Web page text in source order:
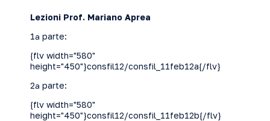
Lezioni Prof. Mariano Aprea
1ª parte:
{flv width="580"
height="450"}consfil12/consfil_11feb12a{/flv}
2ª parte:
{flv width="580"
height="450"}consfil12/consfil_11feb12b{/flv}